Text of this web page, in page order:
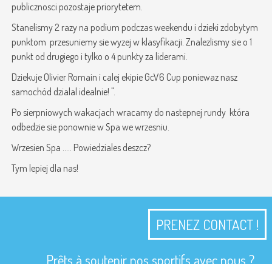
publicznosci pozostaje priorytetem.
Stanelismy 2 razy na podium podczas weekendu i dzieki zdobytym
punktom przesuniemy sie wyzej w klasyfikacji. Znalezlismy sie o 1
punkt od drugiego i tylko o 4 punkty za liderami.
Dziekuje Olivier Romain i calej ekipie GcV6 Cup poniewaz nasz
samochód dzialal idealnie! ".
Po sierpniowych wakacjach wracamy do nastepnej rundy która
odbedzie sie ponownie w Spa we wrzesniu.
Wrzesien Spa ..... Powiedziales deszcz?
Tym lepiej dla nas!
PRENEZ CONTACT !
Prêts à soutenir nos sportifs avec nous ?